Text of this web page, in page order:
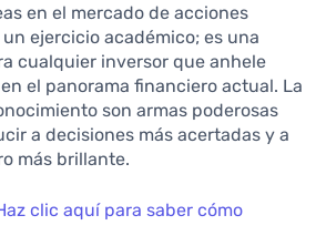
en el mercado de acciones
ejercicio académico; es una
cualquier inversor que anhele
el panorama financiero actual. La
son armas poderosas
a decisiones más acertadas y a
más brillante.
clic aquí para saber cómo